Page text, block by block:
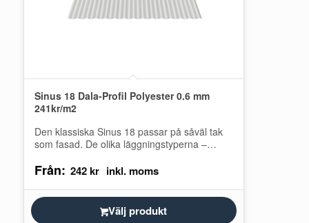
Sinus 18 Dala-Profil Polyester 0.6 mm
241kr/m2
Den klassiska Sinus 18 passar på såväl tak
som fasad. De olika läggningstyperna –
Från: 242kr
Välj produkt